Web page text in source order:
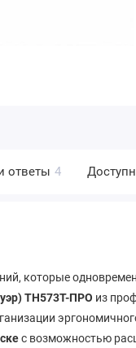
ответы 4
которые
ТН573Т-ПРО из
с возможностью